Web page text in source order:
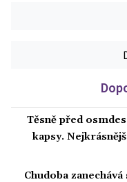
Těsně před
kapsy.
Chudoba